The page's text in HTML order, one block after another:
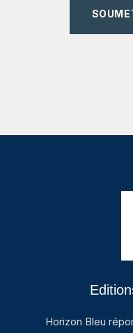
Horizon Bleu